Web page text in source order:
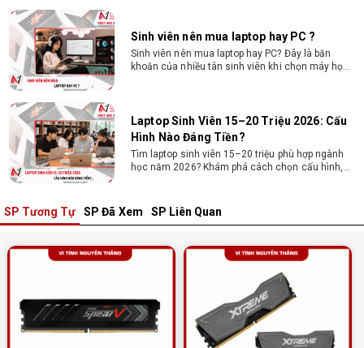
Hình Nào Đáng Tiền?
Tìm laptop sinh viên 15–20 triệu phù hợp ngành
học năm 2026? Khám phá cách chọn cấu hình,
Tổng hợp 7 laptop sinh viên dưới 15 triệu
nên mua
Bạn tìm laptop cho sinh viên dưới 15 triệu mượt
mà, bền bỉ? Xem ngay gợi ý các thương hiệu
Dịch vụ build PC đồ họa tại Đồng Nai theo
yêu cầu, giá tốt, uy tín
Dịch vụ build PC đồ họa tại Đồng Nai theo yêu
cầu uy tín, tối ưu cấu hình xử lý 3D và dựng video
mượt mà. Đăng ký nhận tư vấn và báo giá chi tiết
10+ Mẫu laptop học sinh, sinh viên nên
mua 2026
Gợi ý 10+ mẫu laptop cho học sinh sinh viên
SP Tương Tự SP Đã Xem SP Liên Quan